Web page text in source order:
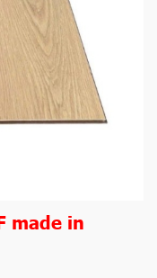
made in